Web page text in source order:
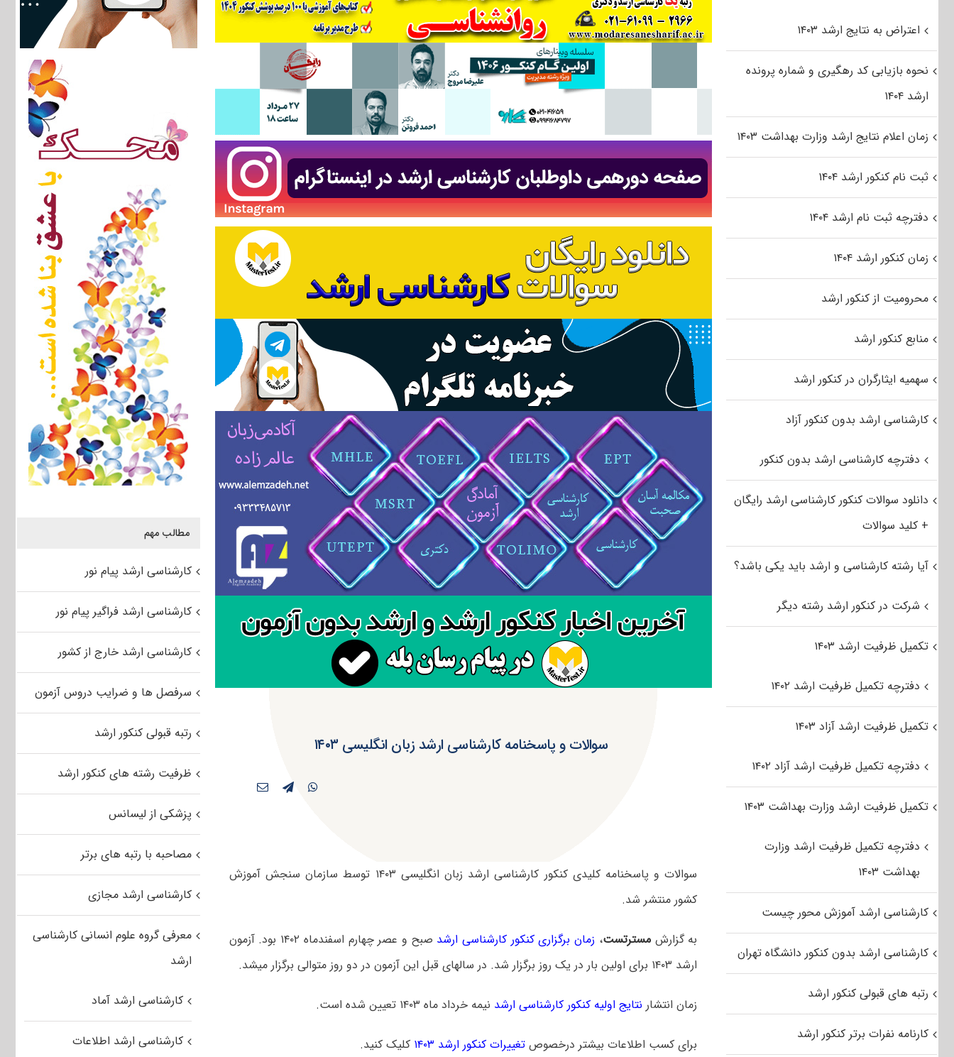
سوالات و پاسخنامه کارشناسی ارشد زبان انگلیسی ۱۴۰۳
سوالات و پاسخنامه کلیدی کنکور کارشناسی ارشد زبان انگلیسی ۱۴۰۳ توسط سازمان سنجش آموزش
کشور منتشر شد.
به گزارشمسترتست، زمان برگزاری کنکور کارشناسی ارشد
صبح و عصر چهارم اسفندماه ۱۴۰۲ بود. آزمون
ارشد ۱۴۰۳ برای اولین بار در یک روز برگزار شد. در سالهای قبل این آزمون در دو روز متوالی برگزار میشد.
زمان انتشار نتایج اولیه کنکور کارشناسی ارشد نیمه خرداد ماه ۱۴۰۳ تعیین شده است.
برای کسب اطلاعات بیشتر درخصوص تغییرات کنکور ارشد ۱۴۰۳ کلیک کنید.
مطالب مهم
کارشناسی ارشد پیام نور
کارشناسی ارشد فراگیر پیام نور
کارشناسی ارشد خارج از کشور
سرفصل ها و ضرایب دروس آزمون
رتبه قبولی کنکور ارشد
ظرفیت رشته های کنکور ارشد
پزشکی از لیسانس
مصاحبه با رتبه های برتر
کارشناسی ارشد مجازی
معرفی گروه علوم انسانی کارشناسی
ارشد
کارشناسی ارشد آماد
کارشناسی ارشد اطلاعات
اعتراض به نتایج ارشد ۱۴۰۳
نحوه بازیابی کد رهگیری و شماره پرونده
ارشد ۱۴۰۴
زمان اعلام نتایج ارشد وزارت بهداشت ۱۴۰۳
ثبت نام کنکور ارشد ۱۴۰۴
دفترچه ثبت نام ارشد ۱۴۰۴
زمان کنکور ارشد ۱۴۰۴
محرومیت از کنکور ارشد
منابع کنکور ارشد
سهمیه ایثارگران در کنکور ارشد
کارشناسی ارشد بدون کنکور آزاد
دفترچه کارشناسی ارشد بدون کنکور
دانلود سوالات کنکور کارشناسی ارشد رایگان
+ کلید سوالات
آیا رشته کارشناسی و ارشد باید یکی باشد؟
شرکت در کنکور ارشد رشته دیگر
تکمیل ظرفیت ارشد ۱۴۰۳
دفترچه تکمیل ظرفیت ارشد ۱۴۰۲
تکمیل ظرفیت ارشد آزاد ۱۴۰۳
دفترچه تکمیل ظرفیت ارشد آزاد ۱۴۰۲
تکمیل ظرفیت ارشد وزارت بهداشت ۱۴۰۳
دفترچه تکمیل ظرفیت ارشد وزارت
بهداشت ۱۴۰۳
کارشناسی ارشد آموزش محور چیست
کارشناسی ارشد بدون کنکور دانشگاه تهران
رتبه های قبولی کنکور ارشد
کارنامه نفرات برتر کنکور ارشد